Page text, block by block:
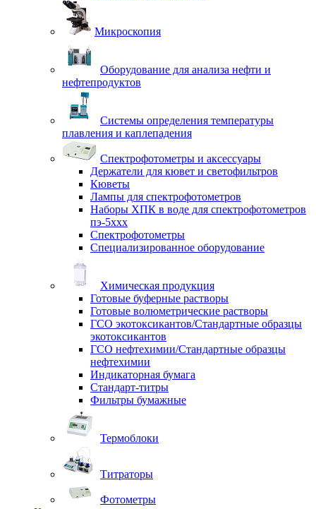
Микроскопия
Оборудование для анализа нефти и
нефтепродуктов
Системы определения температуры
плавления и каплепадения
Спектрофотометры и аксессуары
Держатели для кювет и светофильтров
Кюветы
Лампы для спектрофотометров
Наборы ХПК в воде для спектрофотометров
пэ-5ххх
Спектрофотометры
Специализированное оборудование
Химическая продукция
Готовые буферные растворы
Готовые волюметрические растворы
ГСО экотоксикантов/Стандартные образцы
экотоксикантов
ГСО нефтехимии/Стандартные образцы
нефтехимии
Индикаторная бумага
Стандарт-титры
Фильтры бумажные
Термоблоки
Титраторы
Фотометры